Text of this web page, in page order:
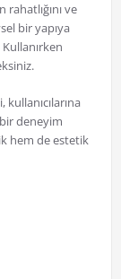
ve
bir yapıya
deneyim
hem de estetik